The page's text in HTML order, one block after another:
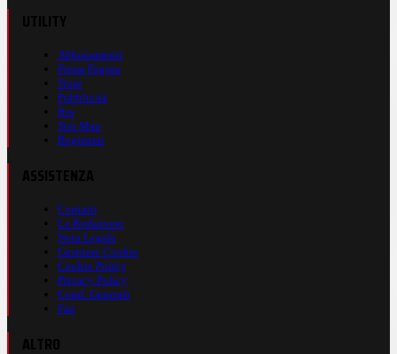
Abbonamenti
Prima Pagina
Store
Pubblicità
Rss
Site Map
Registrati
Contatti
La Redazione
Nota Legale
Gestione Cookie
Cookie Policy
Privacy Policy
Cond. Generali
Faq